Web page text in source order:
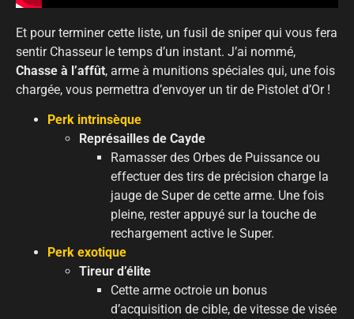
Et pour terminer cette liste, un fusil de sniper qui vous fera
sentir Chasseur le temps d’un instant. J’ai nommé,
Chasse à l’affût, arme à munitions spéciales qui, une fois
chargée, vous permettra d’envoyer un tir de Pistolet d’Or !
Perk intrinsèque
Représailles de Cayde
Ramasser des Orbes de Puissance ou
effectuer des tirs de précision charge la
jauge de Super de cette arme. Une fois
pleine, rester appuyé sur la touche de
rechargement active le Super.
Perk exotique
Tireur d’élite
Cette arme octroie un bonus
d’acquisition de cible, de vitesse de visée